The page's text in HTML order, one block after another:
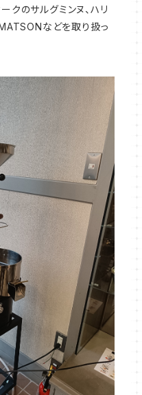
クのサルグミンヌ、ハリ
などを取り扱っ